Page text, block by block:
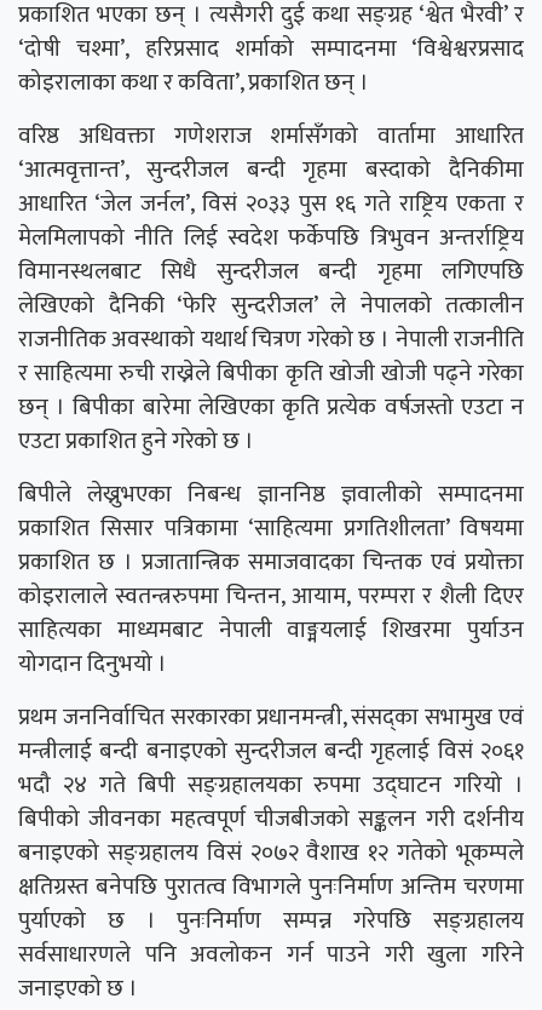
प्रकाशित भएका छन् । त्यसैगरी दुई कथा सङ्ग्रह ‘श्वेत भैरवी’ र
‘दोषी चश्मा’, हरिप्रसाद शर्माको सम्पादनमा ‘विश्वेश्वरप्रसाद
कोइरालाका कथा र कविता’, प्रकाशित छन् ।
वरिष्ठ अधिवक्ता गणेशराज शर्मासँगको वार्तामा आधारित
‘आत्मवृत्तान्त’, सुन्दरीजल बन्दी गृहमा बस्दाको दैनिकीमा
आधारित ‘जेल जर्नल’, विसं २०३३ पुस १६ गते राष्ट्रिय एकता र
मेलमिलापको नीति लिई स्वदेश फर्केपछि त्रिभुवन अन्तर्राष्ट्रिय
विमानस्थलबाट सिधै सुन्दरीजल बन्दी गृहमा लगिएपछि
लेखिएको दैनिकी ‘फेरि सुन्दरीजल’ ले नेपालको तत्कालीन
राजनीतिक अवस्थाको यथार्थ चित्रण गरेको छ । नेपाली राजनीति
र साहित्यमा रुची राख्नेले बिपीका कृति खोजी खोजी पढ्ने गरेका
छन् । बिपीका बारेमा लेखिएका कृति प्रत्येक वर्षजस्तो एउटा न
एउटा प्रकाशित हुने गरेको छ ।
बिपीले लेख्नुभएका निबन्ध ज्ञाननिष्ठ ज्ञवालीको सम्पादनमा
प्रकाशित सिसार पत्रिकामा ‘साहित्यमा प्रगतिशीलता’ विषयमा
प्रकाशित छ । प्रजातान्त्रिक समाजवादका चिन्तक एवं प्रयोक्ता
कोइरालाले स्वतन्त्ररुपमा चिन्तन, आयाम, परम्परा र शैली दिएर
साहित्यका माध्यमबाट नेपाली वाङ्मयलाई शिखरमा पुर्याउन
योगदान दिनुभयो ।
प्रथम जननिर्वाचित सरकारका प्रधानमन्त्री, संसद्का सभामुख एवं
मन्त्रीलाई बन्दी बनाइएको सुन्दरीजल बन्दी गृहलाई विसं २०६१
भदौ २४ गते बिपी सङ्ग्रहालयका रुपमा उद्घाटन गरियो ।
बिपीको जीवनका महत्वपूर्ण चीजबीजको सङ्कलन गरी दर्शनीय
बनाइएको सङ्ग्रहालय विसं २०७२ वैशाख १२ गतेको भूकम्पले
क्षतिग्रस्त बनेपछि पुरातत्व विभागले पुनःनिर्माण अन्तिम चरणमा
पुर्याएको छ । पुनःनिर्माण सम्पन्न गरेपछि सङ्ग्रहालय
सर्वसाधारणले पनि अवलोकन गर्न पाउने गरी खुला गरिने
जनाइएको छ ।